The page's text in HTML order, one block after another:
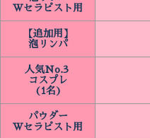
Wセラピスト用
【追加用】
泡リンパ
人気No.3
コスプレ
(1名)
パウダー
Wセラピスト用